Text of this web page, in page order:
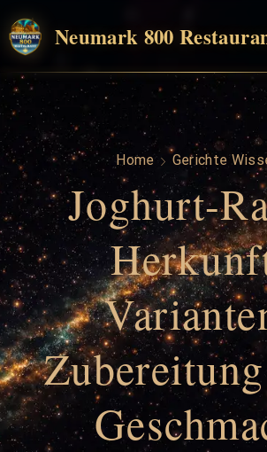
Neumark 800
Home Gerichte
Joghurt-